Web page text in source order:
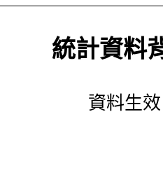
統計資料
資料生